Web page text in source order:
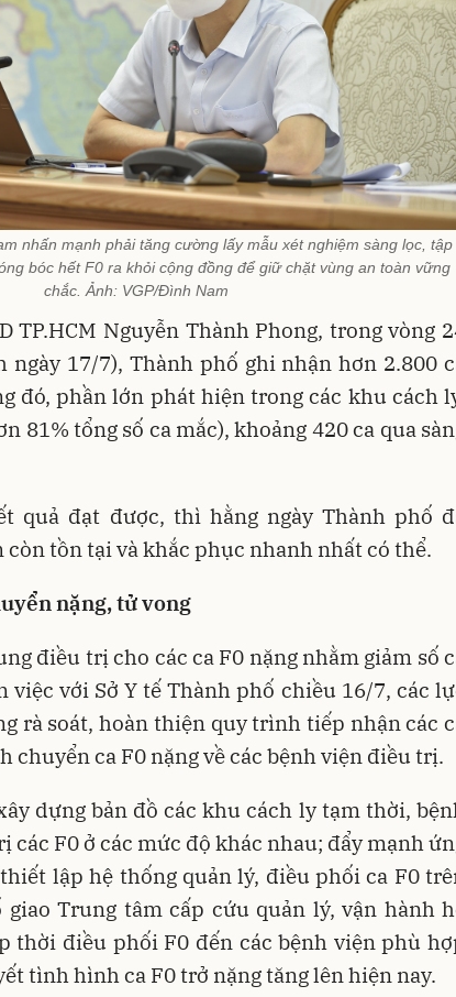
nhấn mạnh phải tăng cường lấy mẫu xét nghiệm sàng lọc, tập
bóc hết F0 ra khỏi cộng đồng để giữ chặt vùng an toàn vững
chắc. Ảnh: VGP/Đình Nam
TP.HCM Nguyễn Thành Phong, trong vòng
ngày 17/7), Thành phố ghi nhận hơn 2.800
đó, phần lớn phát hiện trong các khu cách
81% tổng số ca mắc), khoảng 420 ca qua
quả đạt được, thì hằng ngày Thành phố
tồn tại và khắc phục nhanh nhất có thể.
nặng, tử vong
điều trị cho các ca F0 nặng nhằm giảm số
việc với Sở Y tế Thành phố chiều 16/7, các
rà soát, hoàn thiện quy trình tiếp nhận các
chuyển ca F0 nặng về các bệnh viện điều trị.
dựng bản đồ các khu cách ly tạm thời,
các F0 ở các mức độ khác nhau; đẩy mạnh
lập hệ thống quản lý, điều phối ca F0
giao Trung tâm cấp cứu quản lý, vận hành
thời điều phối F0 đến các bệnh viện phù
tình hình ca F0 trở nặng tăng lên hiện nay.